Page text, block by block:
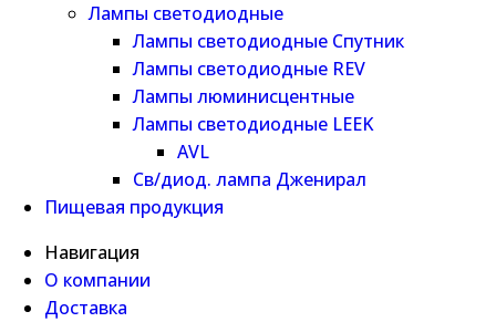
Лампы светодиодные
Лампы светодиодные Спутник
Лампы светодиодные REV
Лампы люминисцентные
Лампы светодиодные LEEK
AVL
Св/диод. лампа Дженирал
Пищевая продукция
Навигация
О компании
Доставка